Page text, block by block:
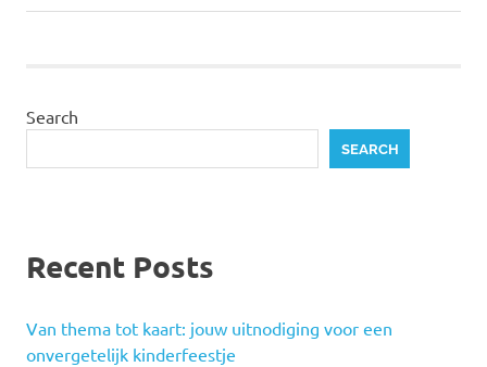
Search
SEARCH
Recent Posts
Van thema tot kaart: jouw uitnodiging voor een
onvergetelijk kinderfeestje